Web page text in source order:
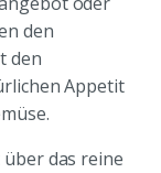
den
den
Appetit
das reine